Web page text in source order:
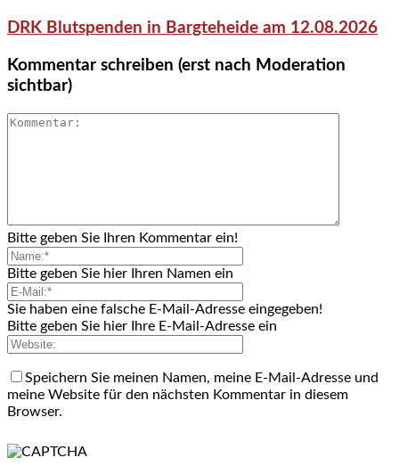
DRK Blutspenden in Bargteheide am 12.08.2026
Kommentar schreiben (erst nach Moderation
sichtbar)
Bitte geben Sie Ihren Kommentar ein!
Bitte geben Sie hier Ihren Namen ein
Sie haben eine falsche E-Mail-Adresse eingegeben!
Bitte geben Sie hier Ihre E-Mail-Adresse ein
Speichern Sie meinen Namen, meine E-Mail-Adresse und
meine Website für den nächsten Kommentar in diesem
Browser.